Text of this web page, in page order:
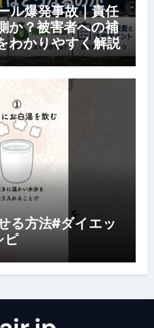
ル爆発事故｜責任
か？被害者への補
わかりやすく解説
る方法#ダイエッ
ピ